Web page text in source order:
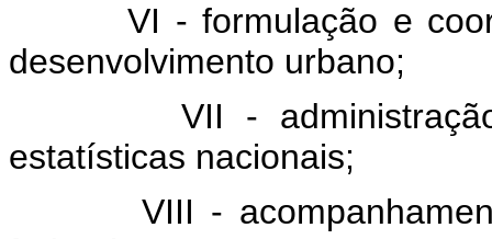
VI - formulação e
desenvolvimento urbano;
VII - administração
estatísticas nacionais;
VIII - acompanhamento